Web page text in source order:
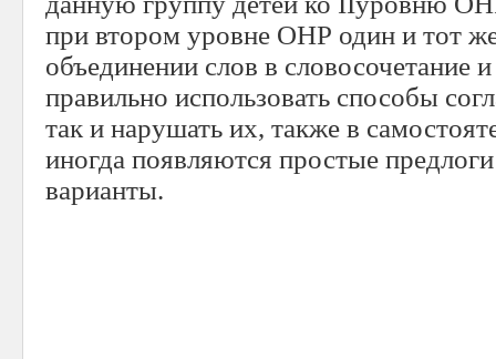
при втором уровне ОНР один и тот
объединении слов в словосочетание
правильно использовать способы
так и нарушать их, также в
иногда появляются простые
варианты.